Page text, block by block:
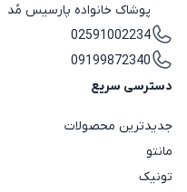
پوشاک خانواده پارسیس مُد
02591002234
09199872340
دسترسی سریع
جدیدترین محصولات
مانتو
تونیک